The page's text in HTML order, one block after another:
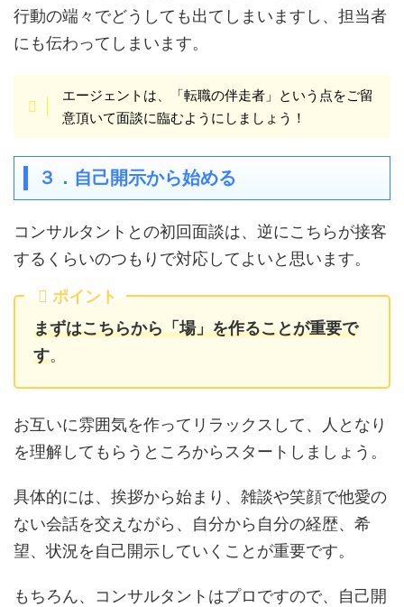
行動の端々でどうしても出てしまいますし、担当者
にも伝わってしまいます。
エージェントは、「転職の伴走者」という点をご留
意頂いて面談に臨むようにしましょう！
３．自己開示から始める
コンサルタントとの初回面談は、逆にこちらが接客
するくらいのつもりで対応してよいと思います。
ポイント
まずはこちらから「場」を作ることが重要で
す。
お互いに雰囲気を作ってリラックスして、人となり
を理解してもらうところからスタートしましょう。
具体的には、挨拶から始まり、雑談や笑顔で他愛の
ない会話を交えながら、自分から自分の経歴、希
望、状況を自己開示していくことが重要です。
もちろん、コンサルタントはプロですので、自己開